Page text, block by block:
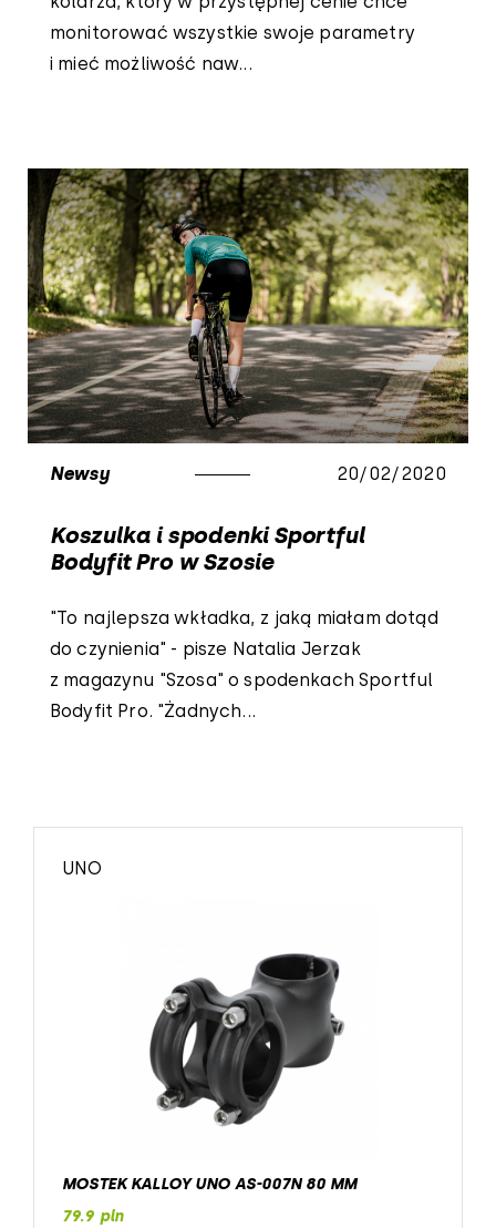
monitorować wszystkie swoje parametry
i mieć możliwość naw...
Newsy 20/02/2020
Koszulka i spodenki Sportful
Bodyfit Pro w Szosie
"To najlepsza wkładka, z jaką miałam dotąd
do czynienia" - pisze Natalia Jerzak
z magazynu "Szosa" o spodenkach Sportful
Bodyfit Pro. "Żadnych...
UNO
MOSTEK KALLOY UNO AS-007N 80 MM
79.9 pln